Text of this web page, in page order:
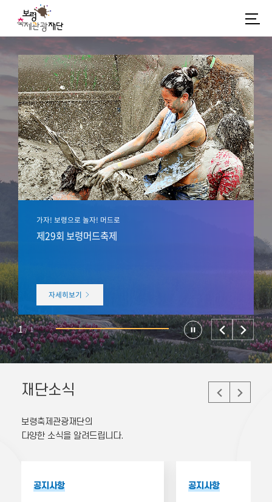
가자! 보령으로 놀자! 머드로
제29회 보령머드축제
자세히보기
1/1
재단소식
보령축제관광재단의
다양한 소식을 알려드립니다.
공지사항 공지사항